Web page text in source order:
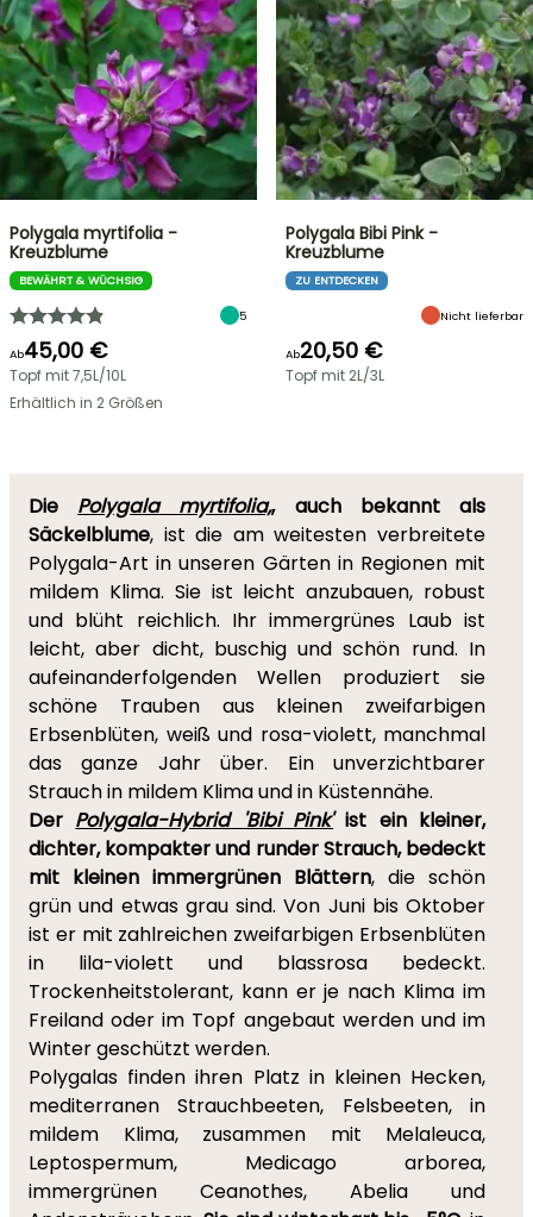
Polygala myrtifolia -
Kreuzblume
BEWÄHRT & WÜCHSIG
5
Ab45,00 €
Topf mit 7,5L/10L
Erhältlich in 2 Größen
Polygala Bibi Pink -
Kreuzblume
ZU ENTDECKEN
Nicht lieferbar
Ab20,50 €
Topf mit 2L/3L
Die Polygala myrtifolia,, auch bekannt als
Säckelblume, ist die am weitesten verbreitete
Polygala-Art in unseren Gärten in Regionen mit
mildem Klima. Sie ist leicht anzubauen, robust
und blüht reichlich. Ihr immergrünes Laub ist
leicht, aber dicht, buschig und schön rund. In
aufeinanderfolgenden Wellen produziert sie
schöne Trauben aus kleinen zweifarbigen
Erbsenblüten, weiß und rosa-violett, manchmal
das ganze Jahr über. Ein unverzichtbarer
Strauch in mildem Klima und in Küstennähe.
Der Polygala-Hybrid 'Bibi Pink'ist ein kleiner,
dichter, kompakter und runder Strauch, bedeckt
mit kleinen immergrünen Blättern, die schön
grün und etwas grau sind. Von Juni bis Oktober
ist er mit zahlreichen zweifarbigen Erbsenblüten
in lila-violett und blassrosa bedeckt.
Trockenheitstolerant, kann er je nach Klima im
Freiland oder im Topf angebaut werden und im
Winter geschützt werden.
Polygalas finden ihren Platz in kleinen Hecken,
mediterranen Strauchbeeten, Felsbeeten, in
mildem Klima, zusammen mit Melaleuca,
Leptospermum, Medicago arborea,
immergrünen Ceanothes, Abelia und